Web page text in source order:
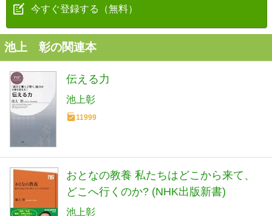
今すぐ登録する（無料）
池上 彰の関連本
伝える力
池上彰
11999
おとなの教養 私たちはどこから来て、
どこへ行くのか? (NHK出版新書)
池上彰